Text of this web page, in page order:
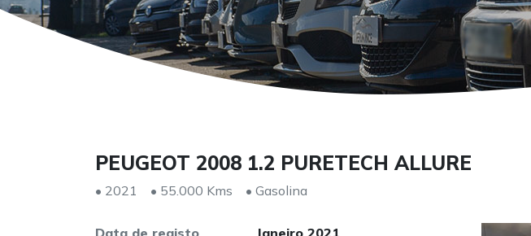
PEUGEOT 2008 1.2 PURETECH ALLURE
• 2021 • 55.000 Kms • Gasolina
Data de registo Janeiro 2021